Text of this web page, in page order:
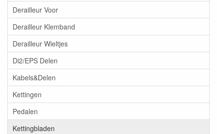
Derailleur Voor
Derailleur Klemband
Derailleur Wieltjes
Di2/EPS Delen
Kabels&Delen
Kettingen
Pedalen
Kettingbladen